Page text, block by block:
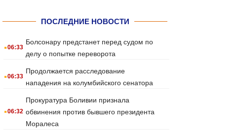
ПОСЛЕДНИЕ НОВОСТИ
.06:33
Болсонару предстанет перед судом по
делу о попытке переворота
.06:33
Продолжается расследование
нападения на колумбийского сенатора
.06:32
Прокуратура Боливии признала
обвинения против бывшего президента
Моралеса